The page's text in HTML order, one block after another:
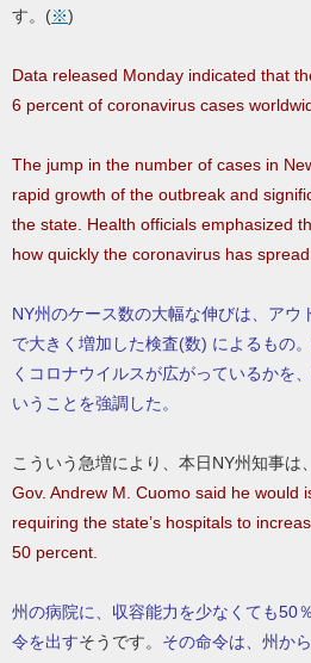
す。(※)
Data released Monday indicated that
6 percent of coronavirus cases
The jump in the number of cases in
rapid growth of the outbreak and
the state. Health officials emphasized
how quickly the coronavirus has spread.
NY州のケース数の大幅な伸びは、アウ
で大きく増加した検査(数) によるもの
くコロナウイルスが広がっているかを
いうことを強調した。
こういう急増により、本日NY州知事は、
Gov. Andrew M. Cuomo said he would
requiring the state’s hospitals to
50 percent.
州の病院に、収容能力を少なくても50
令を出すそうです。 その命令は、州か